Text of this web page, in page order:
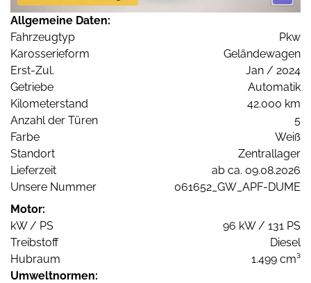
Allgemeine Daten:
Fahrzeugtyp
Pkw
Karosserieform
Geländewagen
Erst-Zul.
Jan / 2024
Getriebe
Automatik
Kilometerstand
42.000 km
Anzahl der Türen
5
Farbe
Weiß
Standort
Zentrallager
Lieferzeit
ab ca. 09.08.2026
Unsere Nummer
061652_GW_APF-DUME
Motor:
kW / PS
96 kW / 131 PS
Treibstoff
Diesel
Hubraum
1.499 cm³
Umweltnormen: